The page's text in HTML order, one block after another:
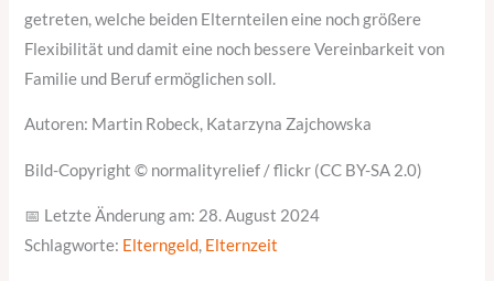
getreten, welche beiden Elternteilen eine noch größere
Flexibilität und damit eine noch bessere Vereinbarkeit von
Familie und Beruf ermöglichen soll.
Autoren: Martin Robeck, Katarzyna Zajchowska
Bild-Copyright © normalityrelief / flickr (CC BY-SA 2.0)
📅 Letzte Änderung am: 28. August 2024
Schlagworte: Elterngeld, Elternzeit